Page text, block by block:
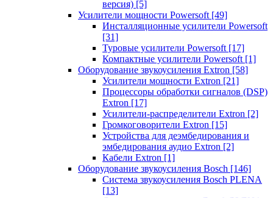
версия) [5]
Усилители мощности Powersoft [49]
Инсталляционные усилители Powersoft
[31]
Туровые усилители Powersoft [17]
Компактные усилители Powersoft [1]
Оборудование звукоусиления Extron [58]
Усилители мощности Extron [21]
Процессоры обработки сигналов (DSP)
Extron [17]
Усилители-распределители Extron [2]
Громкоговорители Extron [15]
Устройства для деэмбедирования и
эмбедирования аудио Extron [2]
Кабели Extron [1]
Оборудование звукоусиления Bosch [146]
Система звукоусиления Bosch PLENA
[13]